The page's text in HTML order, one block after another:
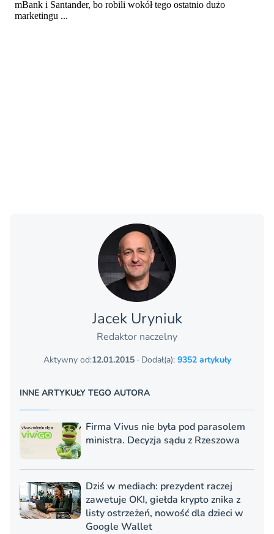
Jacek Uryniuk
Redaktor naczelny
Aktywny od:12.01.2015· Dodał(a): 9352 artykuły
INNE ARTYKUŁY TEGO AUTORA
Firma Vivus nie była pod parasolem
ministra. Decyzja sądu z Rzeszowa
Dziś w mediach: prezydent raczej
zawetuje OKI, giełda krypto znika z
listy ostrzeżeń, nowość dla dzieci w
Google Wallet